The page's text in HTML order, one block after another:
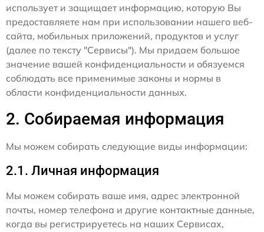
использует и защищает информацию, которую Вы
предоставляете нам при использовании нашего веб-
сайта, мобильных приложений, продуктов и услуг
(далее по тексту "Сервисы"). Мы придаем большое
значение вашей конфиденциальности и обязуемся
соблюдать все применимые законы и нормы в
области конфиденциальности данных.
2. Собираемая информация
Мы можем собирать следующие виды информации:
2.1. Личная информация
Мы можем собирать ваше имя, адрес электронной
почты, номер телефона и другие контактные данные,
когда вы регистрируетесь на наших Сервисах,